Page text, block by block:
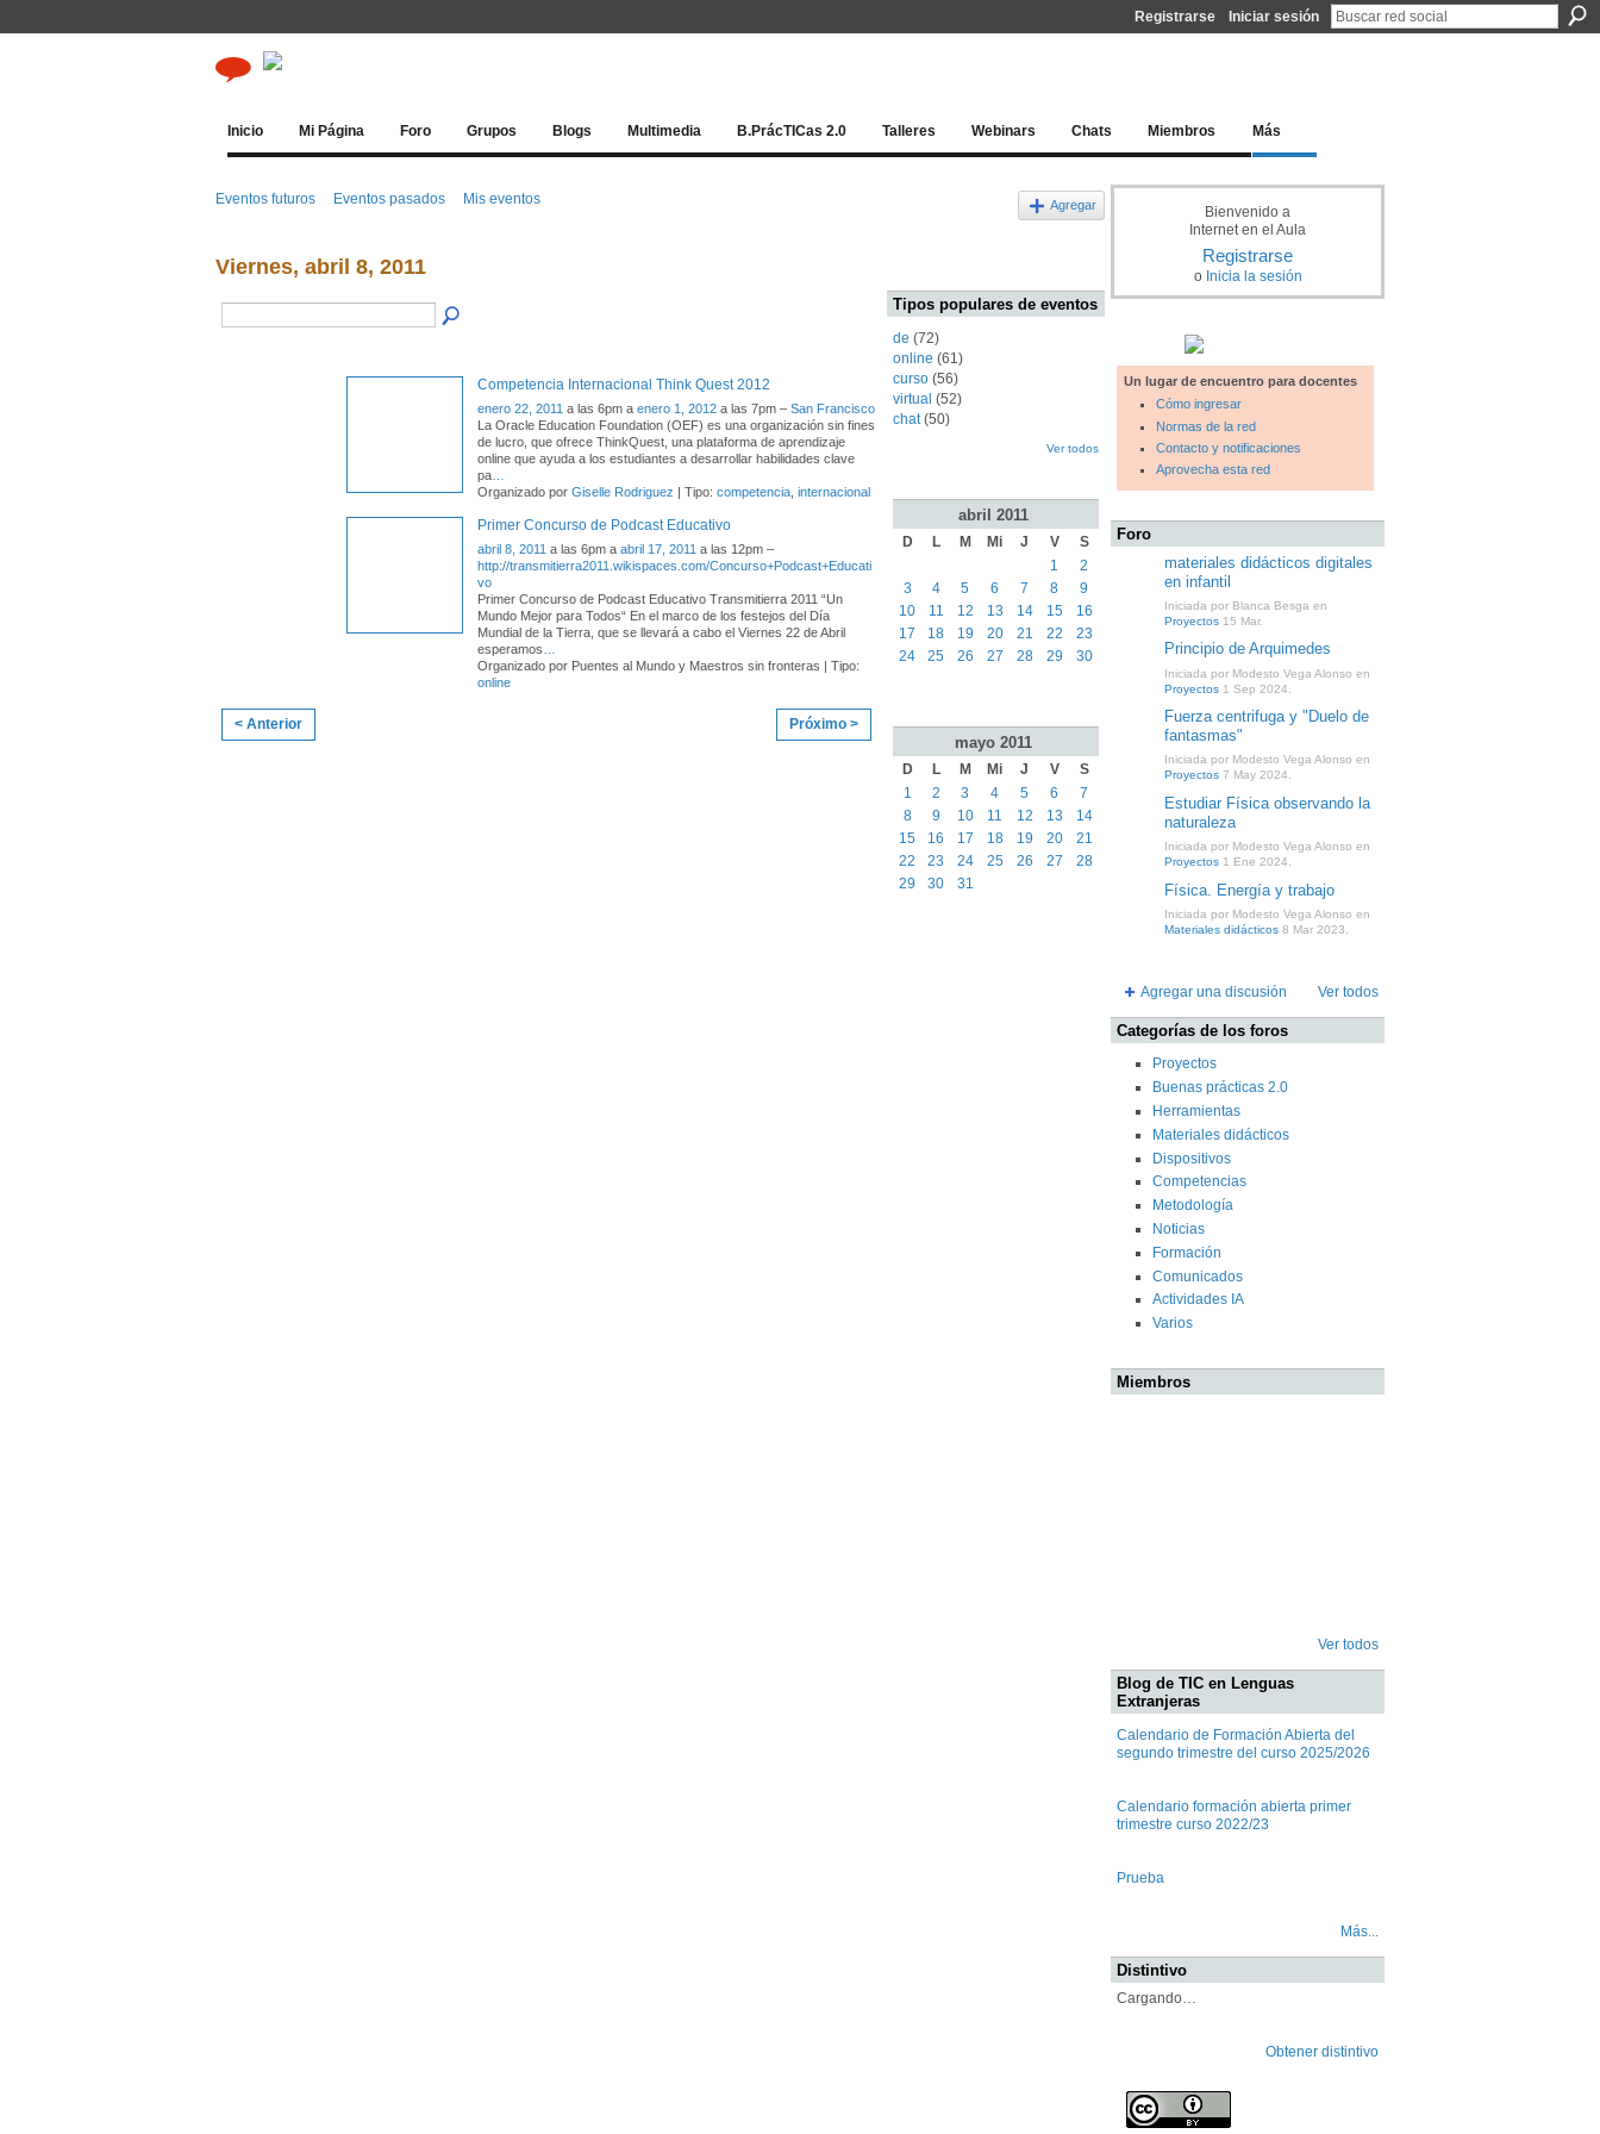
Registrarse Iniciar sesión
Inicio Mi Página Foro Grupos Blogs Multimedia B.PrácTICas 2.0 Talleres Webinars Chats Miembros Más
Eventos futuros Eventos pasados Mis eventos Agregar
Viernes, abril 8, 2011
Competencia Internacional Think Quest 2012
enero 22, 2011 a las 6pm a enero 1, 2012 a las 7pm – San Francisco
La Oracle Education Foundation (OEF) es una organización sin fines
de lucro, que ofrece ThinkQuest, una plataforma de aprendizaje
online que ayuda a los estudiantes a desarrollar habilidades clave
pa
Organizado por Giselle Rodriguez | Tipo: competencia internacional
Primer Concurso de Podcast Educativo
abril 8, 2011 a las 6pm a abril 17, 2011 a las 12pm –
http://transmitierra2011.wikispaces.com/Concurso+Podcast+Educati
vo
Primer Concurso de Podcast Educativo Transmitierra 2011 “Un
Mundo Mejor para Todos“ En el marco de los festejos del Día
Mundial de la Tierra, que se llevará a cabo el Viernes 22 de Abril
esperamos
Organizado por Puentes al Mundo y Maestros sin fronteras | Tipo:
online
< Anterior Próximo >
Tipos populares de eventos
de (72)
online (61)
curso (56)
virtual (52)
chat(50)
Ver todos
abril 2011
D L M Mi J V
S
1
2
3
4 5 6 7 8
9
10
11 12 13 14 15
16
17
18 19 20 21 22
23
24
25 26 27 28 29 30
mayo 2011
D L M Mi J V
S
1
2 3 4 5 6
7
8
9 10 11 12 13
14
15
16 17 18 19 20
21
22
23 24 25 26 27
28
29
30 31
Bienvenido a
Internet en el Aula
Registrarse
o Inicia la sesión
Un lugar de encuentro para docentes
Cómo ingresar
Normas de la red
Contacto y notificaciones
Aprovecha esta red
Foro
materiales didácticos digitales
en infantil
Iniciada por Blanca Besga en
Proyectos 15 Mar.
Principio de Arquimedes
Iniciada por Modesto Vega Alonso en
Proyectos 1 Sep 2024.
Fuerza centrifuga y "Duelo de
fantasmas"
Iniciada por Modesto Vega Alonso en
Proyectos 7 May 2024.
Estudiar Física observando la
naturaleza
Iniciada por Modesto Vega Alonso en
Proyectos 1 Ene 2024.
Física. Energía y trabajo
Iniciada por Modesto Vega Alonso en
Materiales didácticos 8 Mar 2023.
Agregar una discusión Ver todos
Categorías de los foros
Proyectos
Buenas prácticas 2.0
Herramientas
Materiales didácticos
Dispositivos
Competencias
Metodología
Noticias
Formación
Comunicados
Actividades IA
Varios
Miembros
Ver todos
Blog de TIC en Lenguas
Extranjeras
Calendario de Formación Abierta del
segundo trimestre del curso 2025/2026
Calendario formación abierta primer
trimestre curso 2022/23
Prueba
Más...
Distintivo
Cargando…
Obtener distintivo